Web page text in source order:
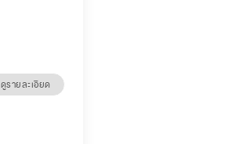
ดูรายละเอียด